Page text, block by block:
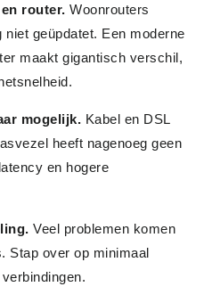
router. Woonrouters
geüpdatet. Een moderne
maakt gigantisch verschil,
mogelijk. Kabel en DSL
heeft nagenoeg geen
en hogere
Veel problemen komen
Stap over op minimaal